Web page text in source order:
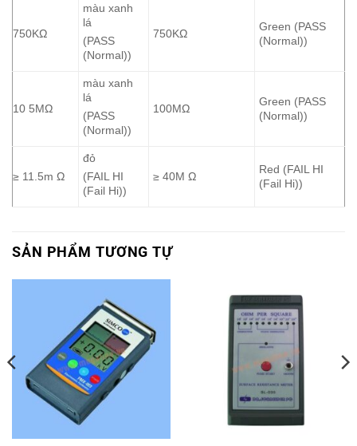
750KΩ
màu xanh
lá
(PASS
(Normal))
750KΩ
Green (PASS
(Normal))
10 5MΩ
màu xanh
lá
(PASS
(Normal))
100MΩ
Green (PASS
(Normal))
≥ 11.5m Ω
đỏ
(FAIL HI
(Fail Hi))
≥ 40M Ω
Red (FAIL HI
(Fail Hi))
SẢN PHẨM TƯƠNG TỰ